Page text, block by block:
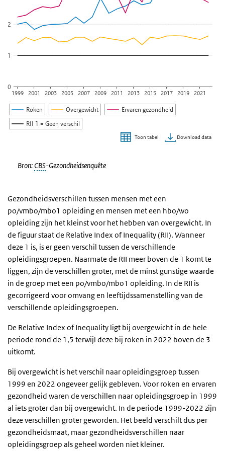
Roken Overgewicht
Ervaren gezondheid
RII 1 = Geen verschil
0
1
2
1999 2001 2003 2005 2007 2009 2011 2013 2015 2017 2019 2021
Toon tabel Download data
Bron: CBS-Gezondheidsenquête
Gezondheidsverschillen tussen mensen met een
po/vmbo/mbo1 opleiding en mensen met een hbo/wo
opleiding zijn het kleinst voor het hebben van overgewicht. In
de figuur staat de Relative Index of Inequality (RII). Wanneer
deze 1 is, is er geen verschil tussen de verschillende
opleidingsgroepen. Naarmate de RII meer boven de 1 komt te
liggen, zijn de verschillen groter, met de minst gunstige waarde
in de groep met een po/vmbo/mbo1 opleiding. In de RII is
gecorrigeerd voor omvang en leeftijdssamenstelling van de
verschillende opleidingsgroepen.
De Relative Index of Inequality ligt bij overgewicht in de hele
periode rond de 1,5 terwijl deze bij roken in 2022 boven de 3
uitkomt.
Bij overgewicht is het verschil naar opleidingsgroep tussen
1999 en 2022 ongeveer gelijk gebleven. Voor roken en ervaren
gezondheid waren de verschillen naar opleidingsgroep in 1999
al iets groter dan bij overgewicht. In de periode 1999-2022 zijn
deze verschillen groter geworden. Het beeld verschilt dus per
gezondheidsmaat, maar gezondheidsverschillen naar
opleidingsgroep als geheel worden niet kleiner.